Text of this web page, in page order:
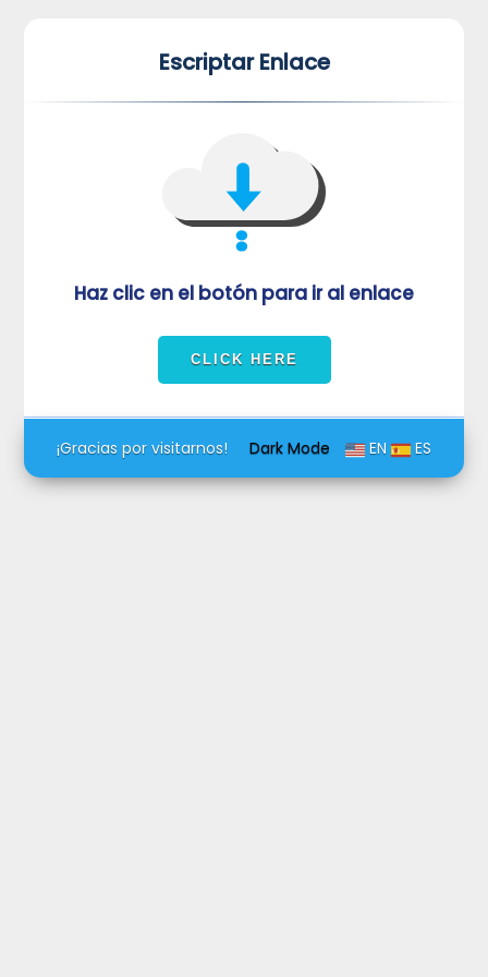
Escriptar Enlace
Haz clic en el botón para ir al enlace
Dark Mode EN ES
¡Gracias por visitarnos!
VUVORmRFeFRNVlJrUjBZd1kza3dkRkJuUFQwPQ==